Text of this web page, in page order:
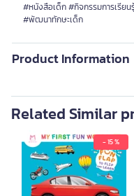
#หนังสือเด็ก #กิจกรรมการเรีย
#พัฒนาทักษะเด็ก
Product Information
Related Similar
- 15 %